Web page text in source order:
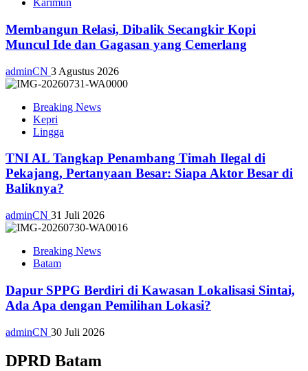
Karimun
Membangun Relasi, Dibalik Secangkir Kopi
Muncul Ide dan Gagasan yang Cemerlang
adminCN 3 Agustus 2026
Breaking News
Kepri
Lingga
TNI AL Tangkap Penambang Timah Ilegal di
Pekajang, Pertanyaan Besar: Siapa Aktor Besar di
Baliknya?
adminCN 31 Juli 2026
Breaking News
Batam
Dapur SPPG Berdiri di Kawasan Lokalisasi Sintai,
Ada Apa dengan Pemilihan Lokasi?
adminCN 30 Juli 2026
DPRD Batam